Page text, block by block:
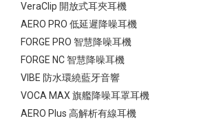
VeraClip 開放式耳夾耳機
AERO PRO 低延遲降噪耳機
FORGE PRO 智慧降噪耳機
FORGE NC 智慧降噪耳機
VIBE 防水環繞藍牙音響
VOCA MAX 旗艦降噪耳罩耳機
AERO Plus 高解析有線耳機